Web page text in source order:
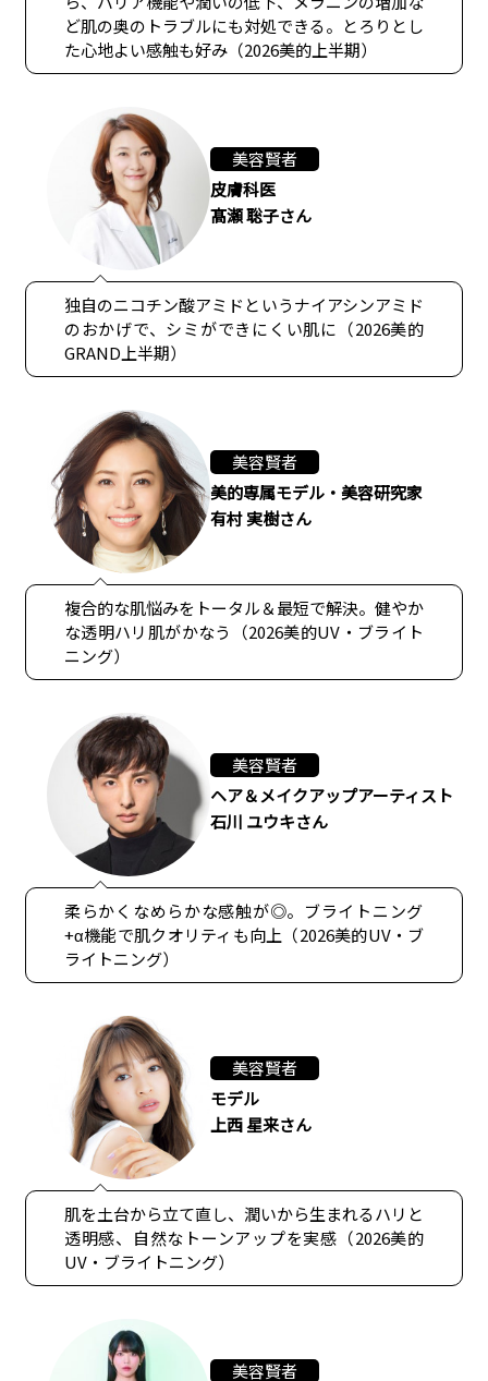
ど肌の奥のトラブルにも対処できる。とろりとし
た心地よい感触も好み（2026美的上半期）
美容賢者
皮膚科医
髙瀬 聡子さん
独自のニコチン酸アミドというナイアシンアミド
のおかげで、シミができにくい肌に（2026美的
GRAND上半期）
美容賢者
美的専属モデル・美容研究家
有村 実樹さん
複合的な肌悩みをトータル＆最短で解決。健やか
な透明ハリ肌がかなう（2026美的UV・ブライト
ニング）
美容賢者
ヘア＆メイクアップアーティスト
石川 ユウキさん
柔らかくなめらかな感触が◎。ブライトニング
+α機能で肌クオリティも向上（2026美的UV・ブ
ライトニング）
美容賢者
モデル
上西 星来さん
肌を土台から立て直し、潤いから生まれるハリと
透明感、自然なトーンアップを実感（2026美的
UV・ブライトニング）
美容賢者